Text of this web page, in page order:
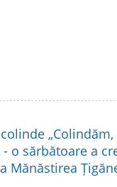
- o sărbătoare a
Mănăstirea